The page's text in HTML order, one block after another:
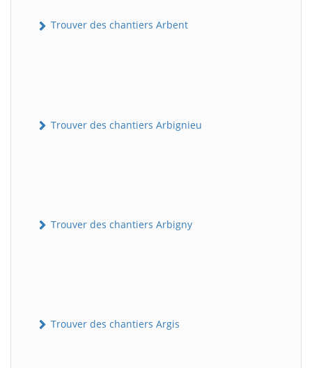
Trouver des chantiers Arbent
Trouver des chantiers Arbignieu
Trouver des chantiers Arbigny
Trouver des chantiers Argis